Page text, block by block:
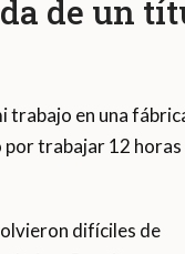
de un
trabajo en una
trabajar 12 horas
difíciles de